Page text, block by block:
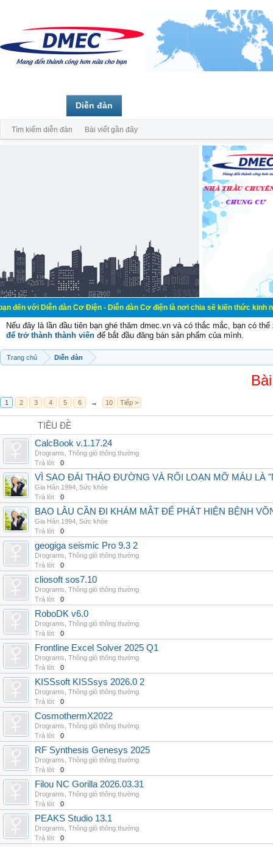
đàn Cơ Điện - Diễn đàn Cơ điện là nơi chia sẽ kiến thức kinh nghiệm
Nếu đây là lần đầu tiên bạn ghé thăm dmec.vn và có thắc mắc, bạn có
để trở thành thành viên để bắt đầu đăng bán sản phẩm của mình.
Trang chủ Diễn đàn
1 2 3 4 5 6 → 10 Tiếp >
TIÊU ĐỀ
CalcBook v.1.17.24
Drograms Thông gió thông thường
Trả lời:
0
VÌ SAO ĐÁI THÁO ĐƯỜNG VÀ RỐI LOẠN MỠ MÁU LÀ
Gia Hân 1994 Sức khỏe
Trả lời:
0
BAO LÂU CẦN ĐI KHÁM MẮT ĐỂ PHÁT HIỆN BỆNH
Gia Hân 1994 Sức khỏe
Trả lời:
0
geogiga seismic Pro 9.3 2
Drograms Thông gió thông thường
Trả lời:
0
cliosoft sos7.10
Drograms Thông gió thông thường
Trả lời:
0
RoboDK v6.0
Drograms Thông gió thông thường
Trả lời:
0
Frontline Excel Solver 2025 Q1
Drograms Thông gió thông thường
Trả lời:
0
KISSsoft KISSsys 2026.0 2
Drograms Thông gió thông thường
Trả lời:
0
CosmothermX2022
Drograms Thông gió thông thường
Trả lời:
0
RF Synthesis Genesys 2025
Drograms Thông gió thông thường
Trả lời:
0
Filou NC Gorilla 2026.03.31
Drograms Thông gió thông thường
Trả lời:
0
PEAKS Studio 13.1
Drograms Thông gió thông thường
Trả lời:
0
Diễn đàn
Tìm kiếm diễn đàn Bài viết gần đây